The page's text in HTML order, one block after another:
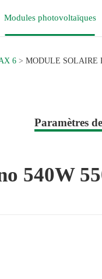
Modules photovoltaïques
6 MODULE SOLAIRE
Paramètres
540W